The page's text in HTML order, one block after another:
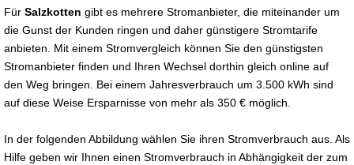
Für Salzkotten gibt es mehrere Stromanbieter, die miteinander um
die Gunst der Kunden ringen und daher günstigere Stromtarife
anbieten. Mit einem Stromvergleich können Sie den günstigsten
Stromanbieter finden und Ihren Wechsel dorthin gleich online auf
den Weg bringen. Bei einem Jahresverbrauch um 3.500 kWh sind
auf diese Weise Ersparnisse von mehr als 350 € möglich.
In der folgenden Abbildung wählen Sie ihren Stromverbrauch aus. Als
Hilfe geben wir Ihnen einen Stromverbrauch in Abhängigkeit der zum